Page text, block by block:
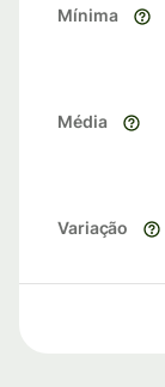
Mínima
Média
Variação